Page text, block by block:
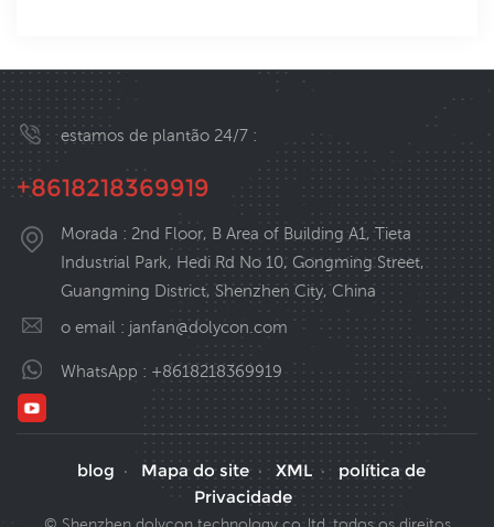
estamos de plantão 24/7 :
+8618218369919
Morada : 2nd Floor, B Area of Building A1, Tieta
Industrial Park, Hedi Rd No 10, Gongming Street,
Guangming District, Shenzhen City, China
o email : janfan@dolycon.com
WhatsApp : +8618218369919
blog · Mapa do site · XML ·
política de
Privacidade